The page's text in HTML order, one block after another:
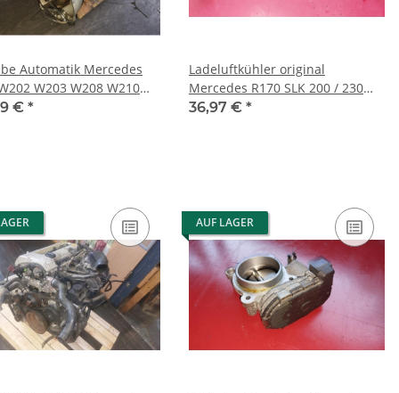
Automatik Mercedes
W203 W208 W210
2032700300
€ *
Ladeluftkühler original
Mercedes R170 SLK 200 / 230
Kompressor 1705000400
36,97 € *
AUF LAGER